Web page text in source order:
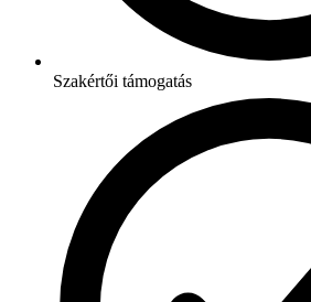
Szakértői támogatás